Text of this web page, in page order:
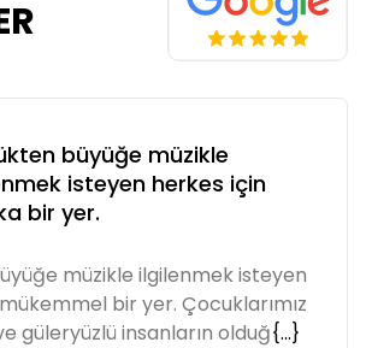
büyüğe müzikle
isteyen herkes için
bir yer.
müzikle ilgilenmek isteyen
bir yer. Çocuklarımız
güleryüzlü insanların olduğ{...}